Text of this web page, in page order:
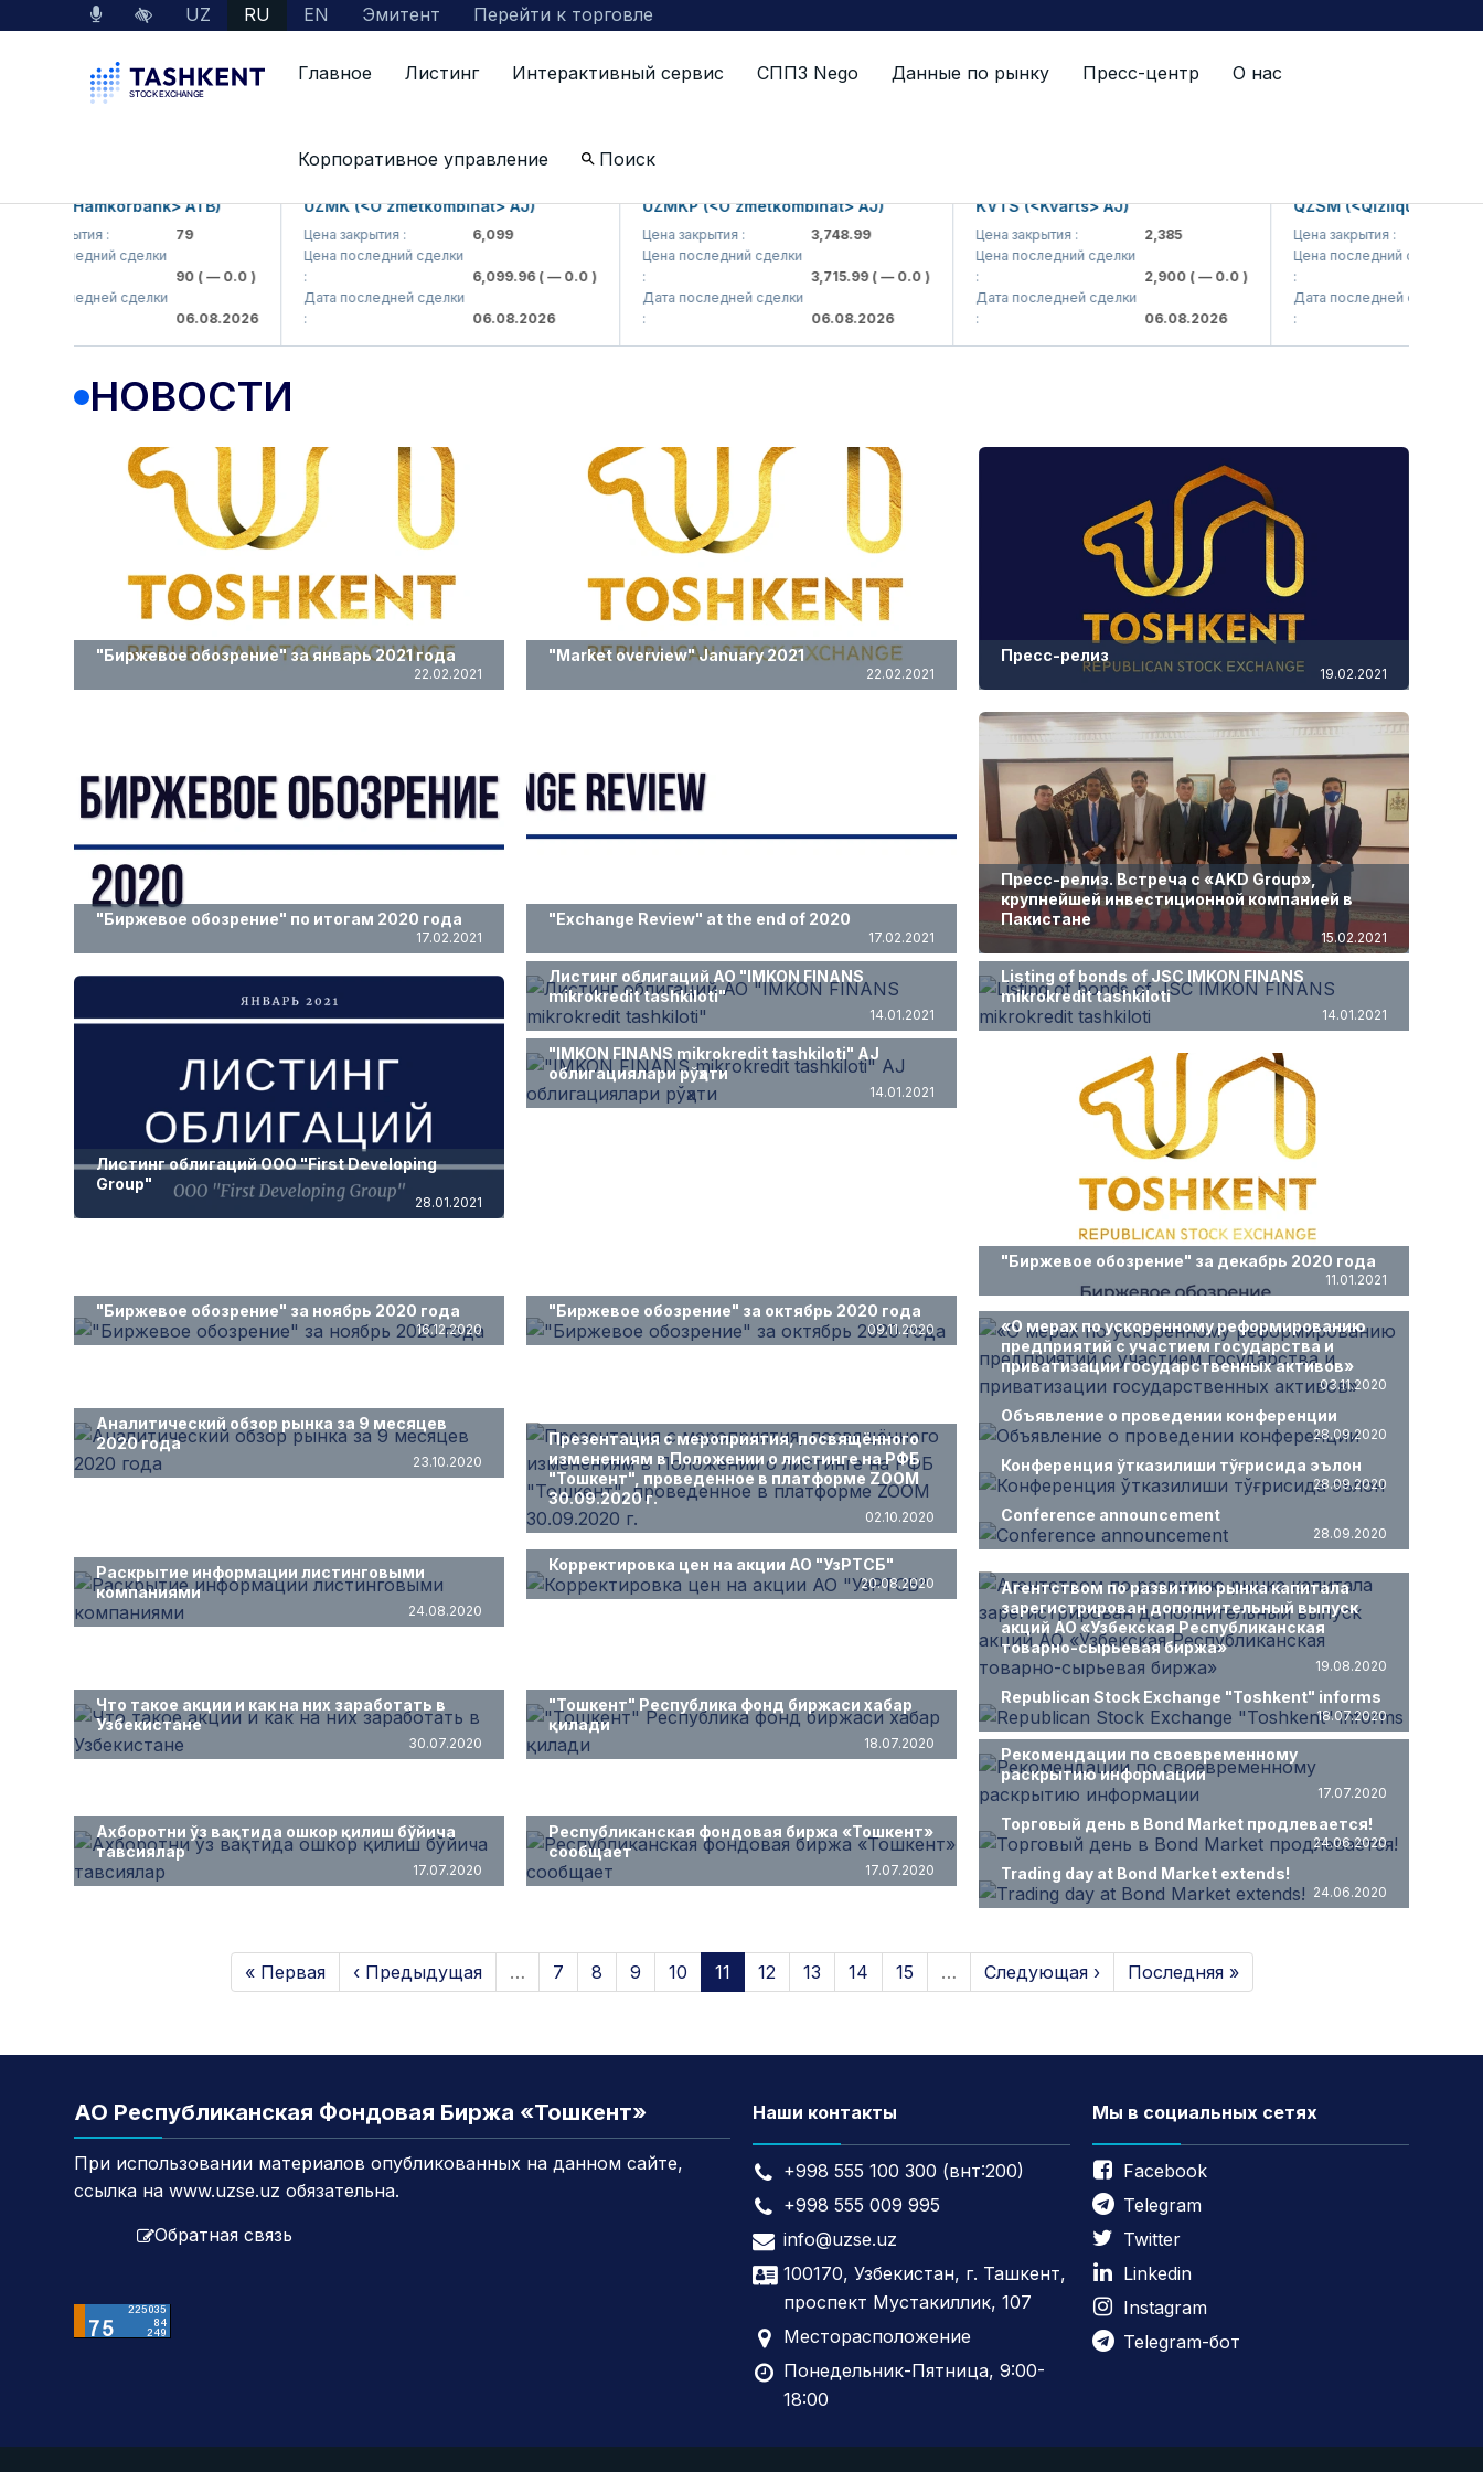
UZ RU EN Эмитент Перейти к торговле
Главное Листинг Интерактивный сервис СППЗ Nego Данные по рынку Пресс-центр О нас
Корпоративное управление Поиск
Новости
(<Hamkorbank> ATB)
закрытия :
последний сделки
( — 0.0 )
последней сделки
06.08.2026
UZMK (<O'zmetkombinat> AJ)
Цена закрытия :
6,099
Цена последний сделки
6,099.96( — 0.0 )
Дата последней сделки
06.08.2026
UZMKP (<O'zmetkombinat> AJ)
Цена закрытия :
3,748.99
Цена последний сделки
3,715.99( — 0.0 )
Дата последней сделки
06.08.2026
KVTS (<Kvarts> AJ)
Цена закрытия :
2,385
Цена последний сделки
2,900( — 0.0 )
Дата последней сделки
06.08.2026
QZSM (<Qizilqumsement>
Цена закрытия :
Цена последний сделки
Дата последней сделки
НОВОСТИ
"Биржевое обозрение" за январь 2021 года
22.02.2021
"Market overview" January 2021
22.02.2021
Пресс-релиз
19.02.2021
"Биржевое обозрение" по итогам 2020 года
17.02.2021
"Exchange Review" at the end of 2020
17.02.2021
Пресс-релиз. Встреча с «AKD Group»,
крупнейшей инвестиционной компанией в
Пакистане
15.02.2021
Листинг облигаций ООО "First Developing
Group"
28.01.2021
Листинг облигаций АО "IMKON FINANS
mikrokredit tashkiloti"
14.01.2021
Listing of bonds of JSC IMKON FINANS
mikrokredit tashkiloti
14.01.2021
"IMKON FINANS mikrokredit tashkiloti" AJ
облигациялари рўҳати
14.01.2021
"Биржевое обозрение" за декабрь 2020 года
11.01.2021
"Биржевое обозрение" за ноябрь 2020 года
16.12.2020
"Биржевое обозрение" за октябрь 2020 года
09.11.2020
«О мерах по ускоренному реформированию
предприятий с участием государства и
приватизации государственных активов»
03.11.2020
Аналитический обзор рынка за 9 месяцев
2020 года
23.10.2020
Презентация с мероприятия, посвящённого
изменениям в Положении о листинге на РФБ
"Тошкент", проведенное в платформе ZOOM
30.09.2020 г.
02.10.2020
Объявление о проведении конференции
28.09.2020
Конференция ўтказилиши тўғрисида эълон
28.09.2020
Conference announcement
28.09.2020
Раскрытие информации листинговыми
компаниями
24.08.2020
Корректировка цен на акции АО "УзРТСБ"
20.08.2020
Агентством по развитию рынка капитала
зарегистрирован дополнительный выпуск
акций АО «Узбекская Республиканская
товарно-сырьевая биржа»
19.08.2020
Что такое акции и как на них заработать в
Узбекистане
30.07.2020
"Тошкент" Республика фонд биржаси хабар
қилади
18.07.2020
Republican Stock Exchange "Toshkent" informs
18.07.2020
Рекомендации по своевременному
раскрытию информации
17.07.2020
Ахборотни ўз вақтида ошкор қилиш бўйича
тавсиялар
17.07.2020
Республиканская фондовая биржа «Тошкент»
сообщает
17.07.2020
Торговый день в Bond Market продлевается!
24.06.2020
Trading day at Bond Market extends!
24.06.2020
« Первая ‹ Предыдущая … 7 8 9 10 11 12 13 14 15 … Следующая › Последняя »
АО Республиканская Фондовая Биржа «Тошкент»
При использовании материалов опубликованных на данном сайте,
ссылка на www.uzse.uz обязательна.
Обратная связь
Наши контакты
+998 555 100 300 (внт:200)
+998 555 009 995
info@uzse.uz
100170, Узбекистан, г. Ташкент,
проспект Мустакиллик, 107
Месторасположение
Понедельник-Пятница, 9:00-
18:00
Мы в социальных сетях
Facebook
Telegram
Twitter
Linkedin
Instagram
Telegram-бот